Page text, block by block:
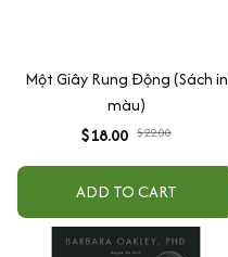
Một Giây Rung Động (Sách in
màu)
$18.00 $22.00
ADD TO CART